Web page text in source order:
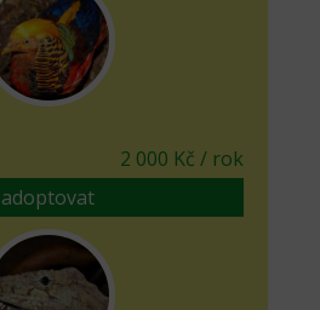
2 000 Kč / rok
adoptovat